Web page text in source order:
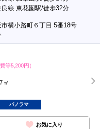
線 東花園駅/徒歩32分
横小路町６丁目 5番18号
等5,200円）
㎡
パノラマ
お気に入り